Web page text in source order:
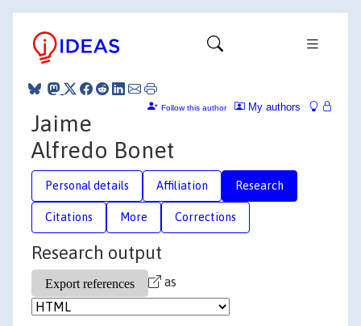
My authors
Follow this author
Jaime
Alfredo Bonet
Personal details Affiliation Research
Citations More Corrections
Research output
as